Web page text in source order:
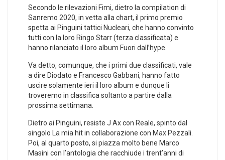
Secondo le rilevazioni Fimi, dietro la compilation di
Sanremo 2020, in vetta alla chart, il primo premio
spetta ai Pinguini tattici Nucleari, che hanno convinto
tutti con la loro Ringo Starr (terza classificata) e
hanno rilanciato il loro album Fuori dall’hype.
Va detto, comunque, che i primi due classificati, vale
a dire Diodato e Francesco Gabbani, hanno fatto
uscire solamente ieri il loro album e dunque li
troveremo in classifica soltanto a partire dalla
prossima settimana.
Dietro ai Pinguini, resiste J Ax con Reale, spinto dal
singolo La mia hit in collaborazione con Max Pezzali.
Poi, al quarto posto, si piazza molto bene Marco
Masini con l’antologia che racchiude i trent’anni di